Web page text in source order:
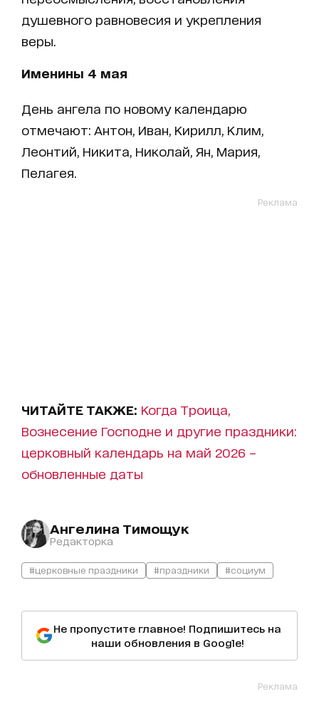
душевного равновесия и укрепления
веры.
Именины 4 мая
День ангела по новому календарю
отмечают: Антон, Иван, Кирилл, Клим,
Леонтий, Никита, Николай, Ян, Мария,
Пелагея.
Реклама
ЧИТАЙТЕ ТАКЖЕ: Когда Троица,
Вознесение Господне и другие праздники:
церковный календарь на май 2026 –
обновленные даты
Ангелина Тимощук
Редакторка
#церковные праздники #праздники #социум
Не пропустите главное! Подпишитесь на
наши обновления в Google!
Реклама